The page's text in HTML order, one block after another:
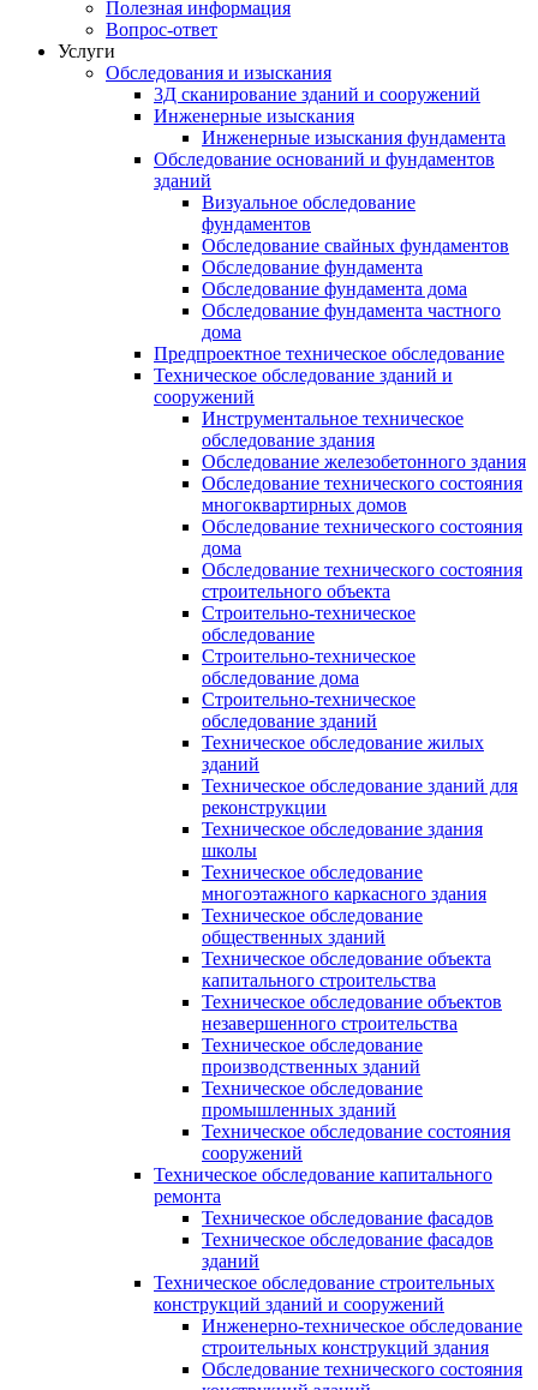
Полезная информация
Вопрос-ответ
Услуги
Обследования и изыскания
3Д сканирование зданий и сооружений
Инженерные изыскания
Инженерные изыскания фундамента
Обследование оснований и фундаментов
зданий
Визуальное обследование
фундаментов
Обследование свайных фундаментов
Обследование фундамента
Обследование фундамента дома
Обследование фундамента частного
дома
Предпроектное техническое обследование
Техническое обследование зданий и
сооружений
Инструментальное техническое
обследование здания
Обследование железобетонного здания
Обследование технического состояния
многоквартирных домов
Обследование технического состояния
дома
Обследование технического состояния
строительного объекта
Строительно-техническое
обследование
Строительно-техническое
обследование дома
Строительно-техническое
обследование зданий
Техническое обследование жилых
зданий
Техническое обследование зданий для
реконструкции
Техническое обследование здания
школы
Техническое обследование
многоэтажного каркасного здания
Техническое обследование
общественных зданий
Техническое обследование объекта
капитального строительства
Техническое обследование объектов
незавершенного строительства
Техническое обследование
производственных зданий
Техническое обследование
промышленных зданий
Техническое обследование состояния
сооружений
Техническое обследование капитального
ремонта
Техническое обследование фасадов
Техническое обследование фасадов
зданий
Техническое обследование строительных
конструкций зданий и сооружений
Инженерно-техническое обследование
строительных конструкций здания
Обследование технического состояния